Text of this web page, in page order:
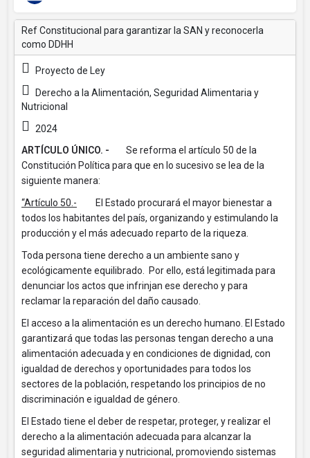
Ref Constitucional para garantizar la SAN y reconocerla
como DDHH
Proyecto de Ley
Derecho a la Alimentación, Seguridad Alimentaria y
Nutricional
2024
ARTÍCULO ÚNICO. - Se reforma el artículo 50 de la
Constitución Política para que en lo sucesivo se lea de la
siguiente manera:
“Artículo 50.- El Estado procurará el mayor bienestar a
todos los habitantes del país, organizando y estimulando la
producción y el más adecuado reparto de la riqueza.
Toda persona tiene derecho a un ambiente sano y
ecológicamente equilibrado. Por ello, está legitimada para
denunciar los actos que infrinjan ese derecho y para
reclamar la reparación del daño causado.
El acceso a la alimentación es un derecho humano. El Estado
garantizará que todas las personas tengan derecho a una
alimentación adecuada y en condiciones de dignidad, con
igualdad de derechos y oportunidades para todos los
sectores de la población, respetando los principios de no
discriminación e igualdad de género.
El Estado tiene el deber de respetar, proteger, y realizar el
derecho a la alimentación adecuada para alcanzar la
seguridad alimentaria y nutricional, promoviendo sistemas